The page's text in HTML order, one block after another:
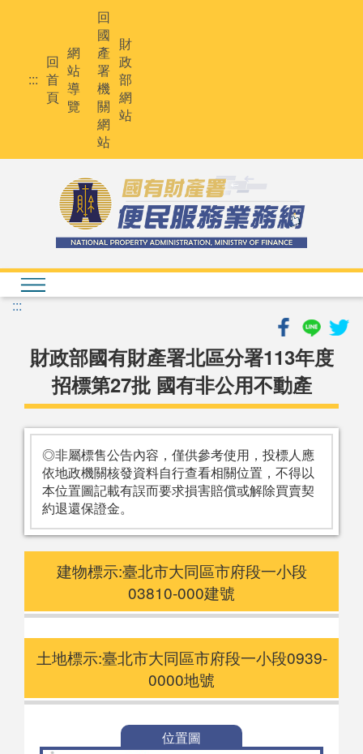
:::
回
首
頁
網
站
導
覽
回
國
產
署
機
關
網
站
財
政
部
網
站
:::
財政部國有財產署北區分署113年度
招標第27批 國有非公用不動產
◎非屬標售公告內容，僅供參考使用，投標人應
依地政機關核發資料自行查看相關位置，不得以
本位置圖記載有誤而要求損害賠償或解除買賣契
約退還保證金。
建物標示:臺北市大同區市府段一小段
03810-000建號
土地標示:臺北市大同區市府段一小段0939-
0000地號
位置圖